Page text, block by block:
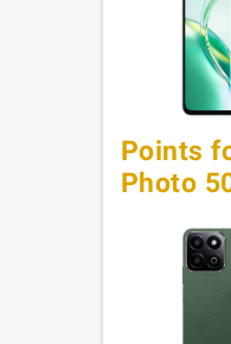
Points
Photo